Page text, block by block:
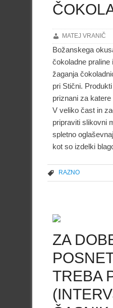
MATEJ VRANIČ
Božanskega
čokoladne praline
žaganja
pri Stični.
priznani za katere
V veliko čast in
pripraviti slikovni
spletno
kot so izdelki
RAZNO
ZA
TREBA